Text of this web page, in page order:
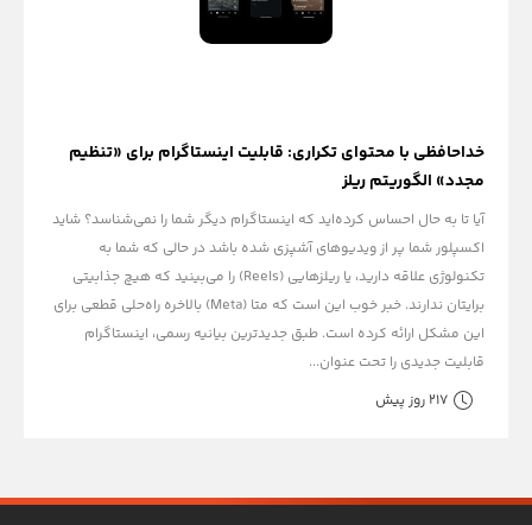
خداحافظی با محتوای تکراری: قابلیت اینستاگرام برای «تنظیم
مجدد» الگوریتم ریلز
آیا تا به حال احساس کرده‌اید که اینستاگرام دیگر شما را نمی‌شناسد؟ شاید
اکسپلور شما پر از ویدیوهای آشپزی شده باشد در حالی که شما به
تکنولوژی علاقه دارید، یا ریلزهایی (Reels) را می‌بینید که هیچ جذابیتی
برایتان ندارند. خبر خوب این است که متا (Meta) بالاخره راه‌حلی قطعی برای
این مشکل ارائه کرده است. طبق جدیدترین بیانیه رسمی، اینستاگرام
قابلیت جدیدی را تحت عنوان...
217 روز پیش